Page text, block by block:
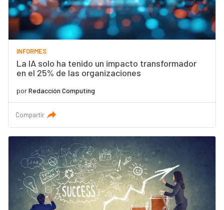
INFORMES
La IA solo ha tenido un impacto transformador
en el 25% de las organizaciones
porRedacción Computing
Compartir